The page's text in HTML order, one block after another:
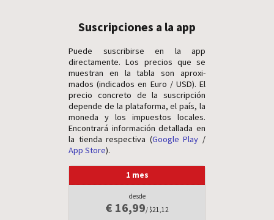
Suscripciones a la app
Puede suscribirse en la app
directamente. Los precios que se
muestran en la tabla son aproxi­
mados (indicados en Euro / USD). El
precio concreto de la suscripción
depende de la plata­forma, el país, la
moneda y los impu­estos locales.
Encontrará infor­mación detallada en
la tienda respectiva (Google Play /
App Store).
1 mes
desde
€ 16,99/ $21,12